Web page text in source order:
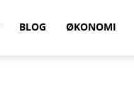
BLOG ØKONOMI